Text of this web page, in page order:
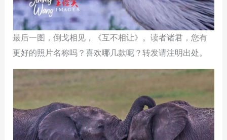
最后一图，倒戈相见，《互不相让》。读者诸君，您有
更好的照片名称吗？喜欢哪几款呢？转发请注明出处。